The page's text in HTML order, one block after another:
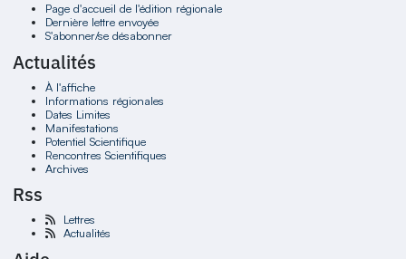
Page d'accueil de l'édition régionale
Dernière lettre envoyée
S'abonner/se désabonner
Actualités
À l'affiche
Informations régionales
Dates Limites
Manifestations
Potentiel Scientifique
Rencontres Scientifiques
Archives
Rss
Lettres
Actualités